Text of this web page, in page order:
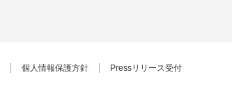
個人情報保護方針 Pressリリース受付